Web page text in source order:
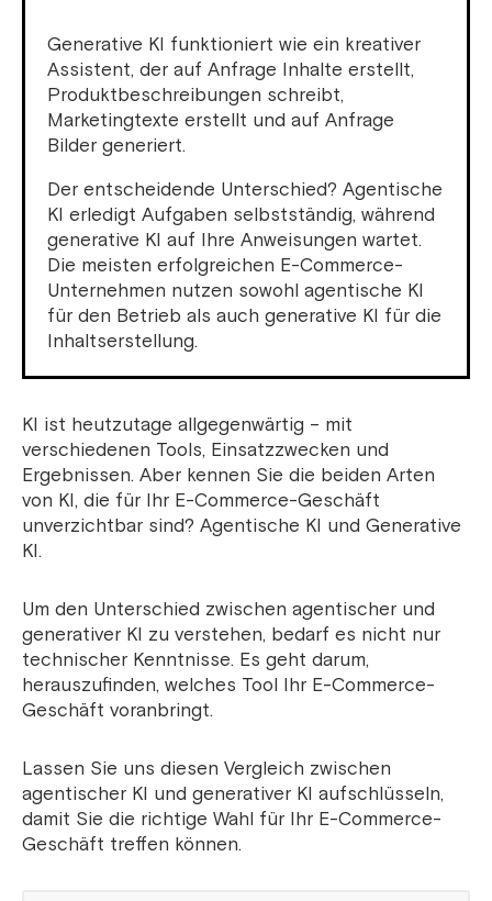
Generative KI funktioniert wie ein kreativer
Assistent, der auf Anfrage Inhalte erstellt,
Produktbeschreibungen schreibt,
Marketingtexte erstellt und auf Anfrage
Bilder generiert.
Der entscheidende Unterschied? Agentische
KI erledigt Aufgaben selbstständig, während
generative KI auf Ihre Anweisungen wartet.
Die meisten erfolgreichen E-Commerce-
Unternehmen nutzen sowohl agentische KI
für den Betrieb als auch generative KI für die
Inhaltserstellung.
KI ist heutzutage allgegenwärtig – mit
verschiedenen Tools, Einsatzzwecken und
Ergebnissen. Aber kennen Sie die beiden Arten
von KI, die für Ihr E-Commerce-Geschäft
unverzichtbar sind? Agentische KI und Generative
KI.
Um den Unterschied zwischen agentischer und
generativer KI zu verstehen, bedarf es nicht nur
technischer Kenntnisse. Es geht darum,
herauszufinden, welches Tool Ihr E-Commerce-
Geschäft voranbringt.
Lassen Sie uns diesen Vergleich zwischen
agentischer KI und generativer KI aufschlüsseln,
damit Sie die richtige Wahl für Ihr E-Commerce-
Geschäft treffen können.